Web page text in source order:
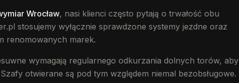
Wrocław, nasi klienci często pytają o trwałość obu
stosujemy wyłącznie sprawdzone systemy jezdne oraz
renomowanych marek.
wymagają regularnego odkurzania dolnych torów, aby
Szafy otwierane są pod tym względem niemal bezobsługowe.